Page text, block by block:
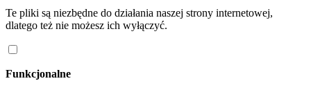
Te pliki są niezbędne do działania naszej strony internetowej,
dlatego też nie możesz ich wyłączyć.
Funkcjonalne